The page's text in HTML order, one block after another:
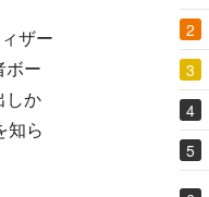
ザー
ボー
しか
知ら